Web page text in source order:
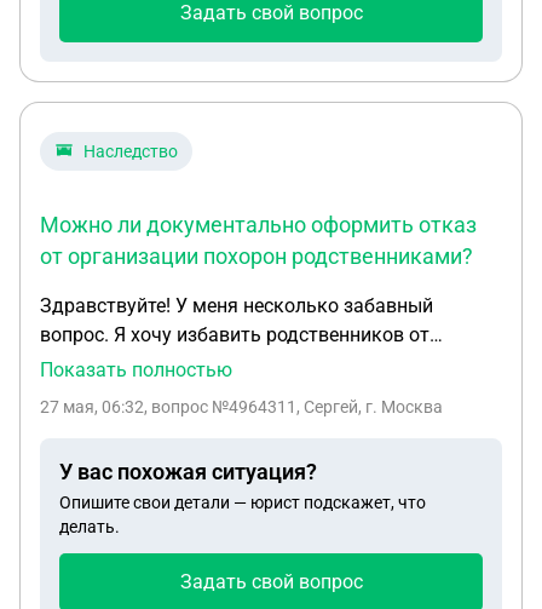
Задать свой вопрос
Наследство
Можно ли документально оформить отказ
от организации похорон родственниками?
Здравствуйте! У меня несколько забавный
вопрос. Я хочу избавить родственников от
организации моих похорон, поминок, и всей этой
необходимо будет сделать - вызвать скорую для
отказе от тела. Чтобы они не забирали его из
морга, и государство его само там как угодно
захоронило (или что оно там с ним сделает, мне
пыталась поступить по-своему, и не устроила
Показать полностью
27 мая, 06:32, вопрос №4964311, Сергей, г. Москва
У вас похожая ситуация?
Опишите свои детали — юрист подскажет, что
делать.
Задать свой вопрос